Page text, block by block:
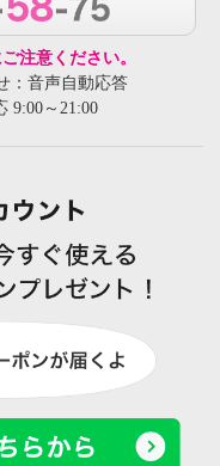
注意ください。
：音声自動応答
9:00～21:00